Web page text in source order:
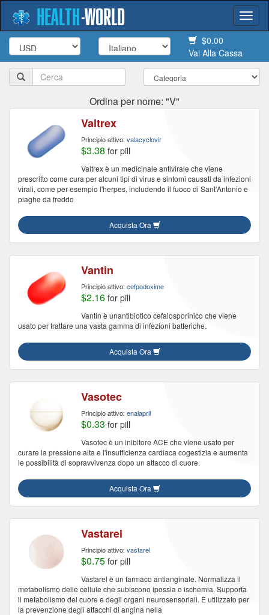
HEALTH-WORLD
$0.00
Vai Alla Cassa
Ordina per nome: "V"
Valtrex
Principio attivo: valacyclovir
$3.38 for pill
Valtrex è un medicinale antivirale che viene
prescritto come cura per alcuni tipi di virus e sintomi causati da infezioni
virali, come per esempio l'herpes, includendo il fuoco di Sant'Antonio e
piaghe da freddo
Acquista Ora
Vantin
Principio attivo: cefpodoxime
$2.16 for pill
Vantin è unantibiotico cefalosporinico che viene
usato per trattare una vasta gamma di infezioni batteriche.
Acquista Ora
Vasotec
Principio attivo: enalapril
$0.33 for pill
Vasotec è un inibitore ACE che viene usato per
curare la pressione alta e l'insufficienza cardiaca cogestizia e aumenta
le possibilità di sopravvivenza dopo un attacco di cuore.
Acquista Ora
Vastarel
Principio attivo: vastarel
$0.75 for pill
Vastarel è un farmaco antianginale. Normalizza il
metabolismo delle cellule che subiscono ipossia o ischemia. Supporta
il metabolismo del cuore e degli organi neurosensoriali. È utilizzato per
la prevenzione degli attacchi di angina nella